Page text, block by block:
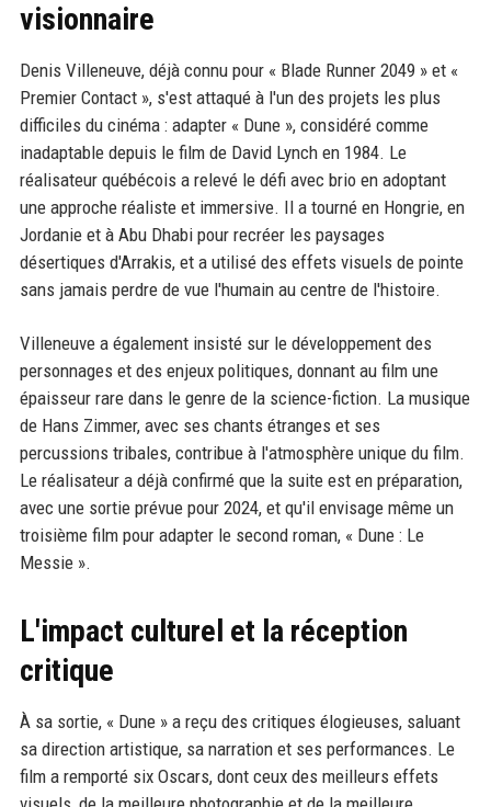
visionnaire
Denis Villeneuve, déjà connu pour « Blade Runner 2049 » et «
Premier Contact », s'est attaqué à l'un des projets les plus
difficiles du cinéma : adapter « Dune », considéré comme
inadaptable depuis le film de David Lynch en 1984. Le
réalisateur québécois a relevé le défi avec brio en adoptant
une approche réaliste et immersive. Il a tourné en Hongrie, en
Jordanie et à Abu Dhabi pour recréer les paysages
désertiques d'Arrakis, et a utilisé des effets visuels de pointe
sans jamais perdre de vue l'humain au centre de l'histoire.
Villeneuve a également insisté sur le développement des
personnages et des enjeux politiques, donnant au film une
épaisseur rare dans le genre de la science-fiction. La musique
de Hans Zimmer, avec ses chants étranges et ses
percussions tribales, contribue à l'atmosphère unique du film.
Le réalisateur a déjà confirmé que la suite est en préparation,
avec une sortie prévue pour 2024, et qu'il envisage même un
troisième film pour adapter le second roman, « Dune : Le
Messie ».
L'impact culturel et la réception
critique
À sa sortie, « Dune » a reçu des critiques élogieuses, saluant
sa direction artistique, sa narration et ses performances. Le
film a remporté six Oscars, dont ceux des meilleurs effets